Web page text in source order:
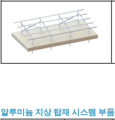
알루미늄 지상 탑재 시스템 부품